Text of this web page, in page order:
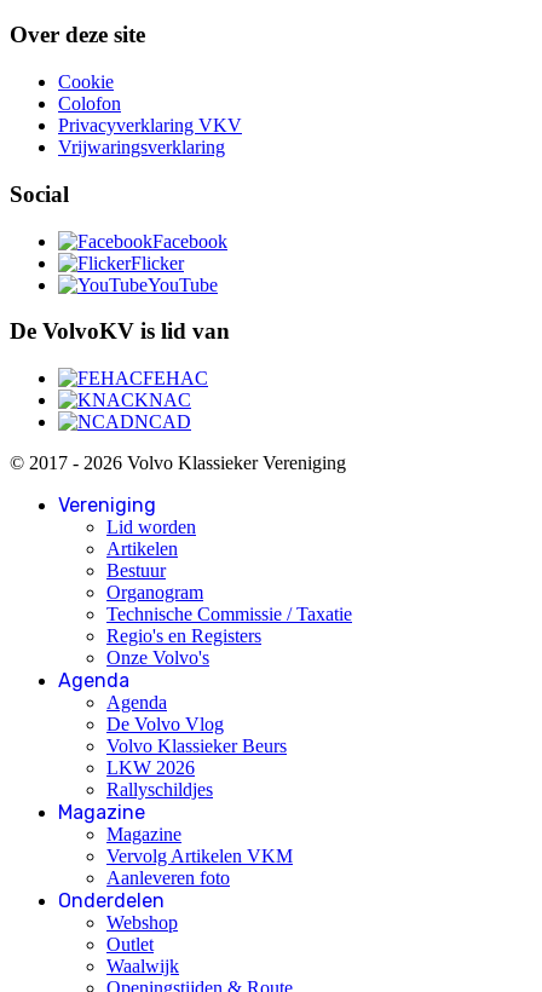
Over deze site
Cookie
Colofon
Privacyverklaring VKV
Vrijwaringsverklaring
Social
Facebook
Flicker
YouTube
De VolvoKV is lid van
FEHAC
KNAC
NCAD
© 2017 - 2026 Volvo Klassieker Vereniging
Vereniging
Lid worden
Artikelen
Bestuur
Organogram
Technische Commissie / Taxatie
Regio's en Registers
Onze Volvo's
Agenda
Agenda
De Volvo Vlog
Volvo Klassieker Beurs
LKW 2026
Rallyschildjes
Magazine
Magazine
Vervolg Artikelen VKM
Aanleveren foto
Onderdelen
Webshop
Outlet
Waalwijk
Openingstijden & Route